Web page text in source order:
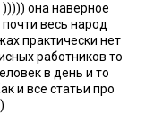
она наверное
весь народ
практически нет
работников то
в день и то
и все статьи про